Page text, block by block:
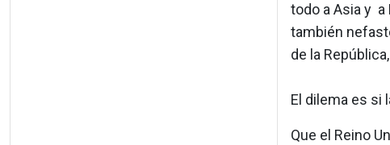
todo a Asia y a
también
de la
El dilema es si
Que el Reino